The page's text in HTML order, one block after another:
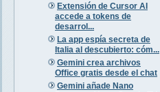
Extensión de Cursor AI
accede a tokens de
desarrol...
La app espía secreta de
Italia al descubierto: cóm...
Gemini crea archivos
Office gratis desde el chat
Gemini añade Nano